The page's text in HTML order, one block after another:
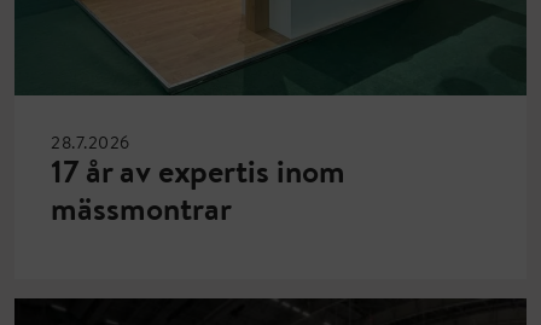
28.7.2026
17 år av expertis inom
mässmontrar